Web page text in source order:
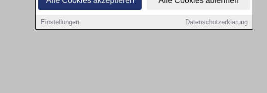
Einstellungen Datenschutzerklärung